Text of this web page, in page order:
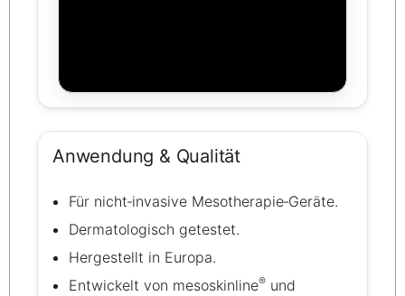
Anwendung & Qualität
Für nicht‑invasive Mesotherapie‑Geräte.
Dermatologisch getestet.
Hergestellt in Europa.
Entwickelt von mesoskinline®und